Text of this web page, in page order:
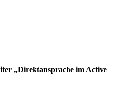
„Direktansprache im Active